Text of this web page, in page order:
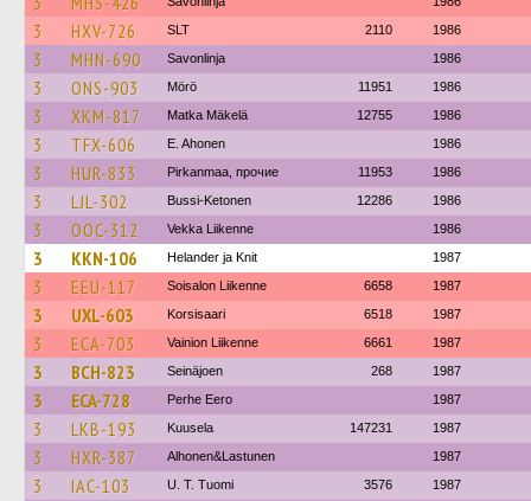
3 HXV-726 SLT 2110 1986
3 MHN-690 Savonlinja 1986
3 ONS-903 Mörö 11951 1986
3 XKM-817 Matka Mäkelä 12755 1986
3 TFX-606 E. Ahonen 1986
3 HUR-833 Pirkanmaa, прочие 11953 1986
3 LJL-302 Bussi-Ketonen 12286 1986
3 OOC-312 Vekka Liikenne 1986
3 KKN-106 Helander ja Knit 1987
3 EEU-117 Soisalon Liikenne 6658 1987
3 UXL-603 Korsisaari 6518 1987
3 ECA-703 Vainion Liikenne 6661 1987
3 BCH-823 Seinäjoen 268 1987
3 ECA-728 Perhe Eero 1987
3 LKB-193 Kuusela 147231 1987
3 HXR-387 Alhonen&Lastunen 1987
3 IAC-103 U. T. Tuomi 3576 1987